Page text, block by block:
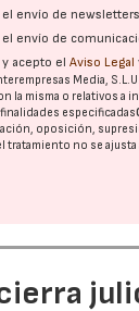
envío de
envío de
y acepto elAviso Legal
Media, S.L.U.
la misma o relativos a
finalidades especificadas
oposición,
tratamiento no se
cierra